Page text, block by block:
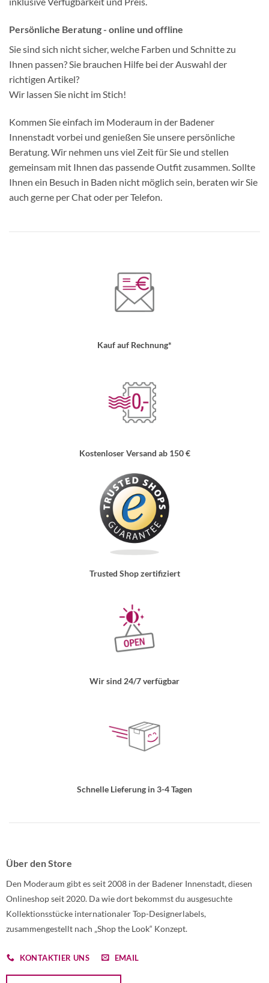
Persönliche Beratung - online und offline
Sie sind sich nicht sicher, welche Farben und Schnitte zu
Ihnen passen? Sie brauchen Hilfe bei der Auswahl der
richtigen Artikel?
Wir lassen Sie nicht im Stich!
Kommen Sie einfach im Moderaum in der Badener
Innenstadt vorbei und genießen Sie unsere persönliche
Beratung. Wir nehmen uns viel Zeit für Sie und stellen
gemeinsam mit Ihnen das passende Outfit zusammen. Sollte
Ihnen ein Besuch in Baden nicht möglich sein, beraten wir Sie
auch gerne per Chat oder per Telefon.
Kauf auf Rechnung*
Kostenloser Versand ab 150 €
Trusted Shop zertifiziert
Wir sind 24/7 verfügbar
Schnelle Lieferung in 3-4 Tagen
Über den Store
Den Moderaum gibt es seit 2008 in der Badener Innenstadt, diesen
Onlineshop seit 2020. Da wie dort bekommst du ausgesuchte
Kollektionsstücke internationaler Top-Designerlabels,
zusammengestellt nach „Shop the Look“ Konzept.
KONTAKTIER UNS EMAIL